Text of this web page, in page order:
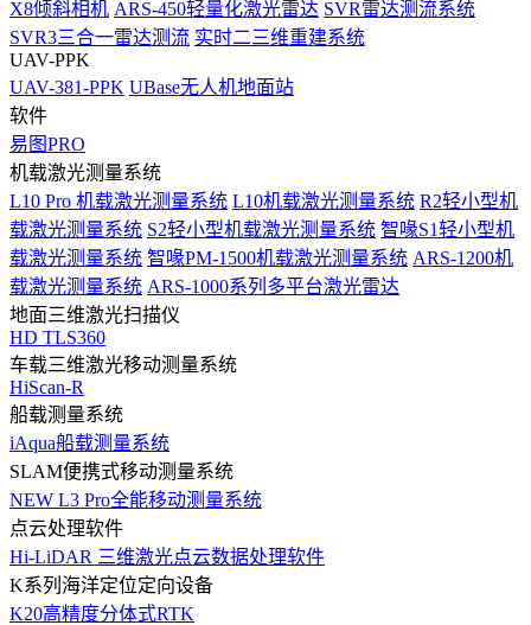
X8倾斜相机 ARS-450轻量化激光雷达 SVR雷达测流系统
SVR3三合一雷达测流 实时二三维重建系统
UAV-PPK
UAV-381-PPK UBase无人机地面站
软件
易图PRO
机载激光测量系统
L10 Pro 机载激光测量系统 L10机载激光测量系统 R2轻小型机
载激光测量系统 S2轻小型机载激光测量系统 智喙S1轻小型机
载激光测量系统 智喙PM-1500机载激光测量系统 ARS-1200机
载激光测量系统 ARS-1000系列多平台激光雷达
地面三维激光扫描仪
HD TLS360
车载三维激光移动测量系统
HiScan-R
船载测量系统
iAqua船载测量系统
SLAM便携式移动测量系统
NEW L3 Pro全能移动测量系统
点云处理软件
Hi-LiDAR 三维激光点云数据处理软件
K系列海洋定位定向设备
K20高精度分体式RTK